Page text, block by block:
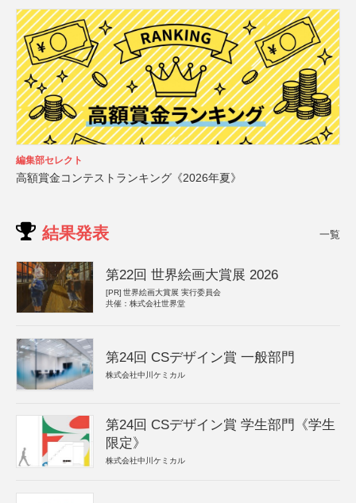
編集部セレクト
高額賞金コンテストランキング《2026年夏》
結果発表 一覧
第22回 世界絵画大賞展 2026
[PR] 世界絵画大賞展 実行委員会
共催：株式会社世界堂
第24回 CSデザイン賞 一般部門
株式会社中川ケミカル
第24回 CSデザイン賞 学生部門《学生
限定》
株式会社中川ケミカル